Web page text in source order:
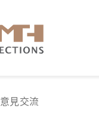
意見交流